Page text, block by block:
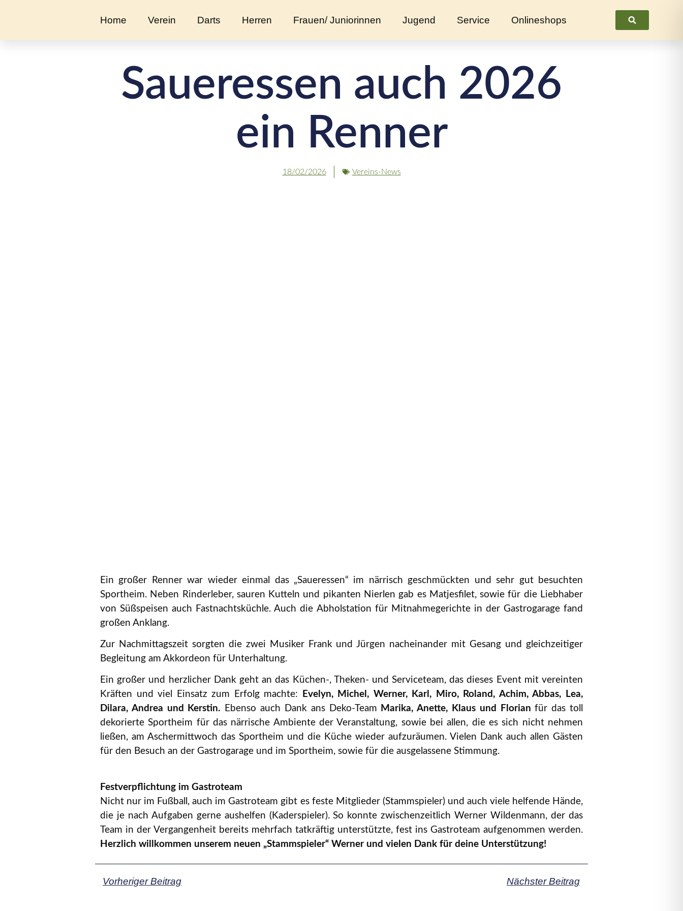
Home Verein Darts Herren Frauen/ Juniorinnen Jugend Service Onlineshops Suchen
Saueressen auch 2026
ein Renner
18/02/2026 Vereins-News
Ein großer Renner war wieder einmal das „Saueressen“ im närrisch geschmückten und sehr gut besuchten
Sportheim. Neben Rinderleber, sauren Kutteln und pikanten Nierlen gab es Matjesfilet, sowie für die Liebhaber
von Süßspeisen auch Fastnachtsküchle. Auch die Abholstation für Mitnahmegerichte in der Gastrogarage fand
großen Anklang.
Zur Nachmittagszeit sorgten die zwei Musiker Frank und Jürgen nacheinander mit Gesang und gleichzeitiger
Begleitung am Akkordeon für Unterhaltung.
Ein großer und herzlicher Dank geht an das Küchen-, Theken- und Serviceteam, das dieses Event mit vereinten
Kräften und viel Einsatz zum Erfolg machte:
Evelyn, Michel, Werner, Karl, Miro, Roland, Achim, Abbas, Lea,
Dilara, Andrea und Kerstin.
Ebenso auch Dank ans Deko-Team Marika, Anette, Klaus und Florian für das toll
dekorierte Sportheim für das närrische Ambiente der Veranstaltung, sowie bei allen, die es sich nicht nehmen
ließen, am Aschermittwoch das Sportheim und die Küche wieder aufzuräumen. Vielen Dank auch allen Gästen
für den Besuch an der Gastrogarage und im Sportheim, sowie für die ausgelassene Stimmung.
Festverpflichtung im Gastroteam
Nicht nur im Fußball, auch im Gastroteam gibt es feste Mitglieder (Stammspieler) und auch viele helfende Hände,
die je nach Aufgaben gerne aushelfen (Kaderspieler). So konnte zwischenzeitlich Werner Wildenmann, der das
Team in der Vergangenheit bereits mehrfach tatkräftig unterstützte, fest ins Gastroteam aufgenommen werden.
Herzlich willkommen unserem neuen „Stammspieler“ Werner und vielen Dank für deine Unterstützung!
Vorheriger Beitrag Nächster Beitrag